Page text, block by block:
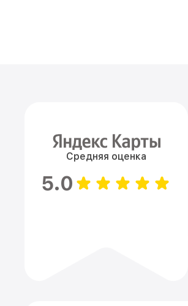
Средняя оценка
5.0